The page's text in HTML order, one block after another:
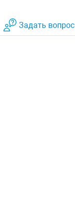
Задать вопрос